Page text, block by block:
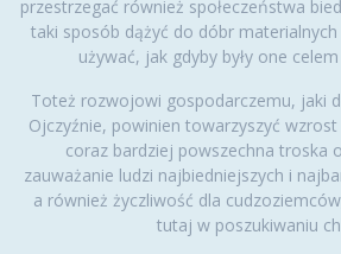
przestrzegać również społeczeństwa
taki sposób dążyć do dóbr
używać, jak gdyby były one
Toteż rozwojowi gospodarczemu, jaki
Ojczyźnie, powinien towarzyszyć wzrost
coraz bardziej powszechna troska
zauważanie ludzi najbiedniejszych i
a również życzliwość dla
tutaj w poszukiwaniu